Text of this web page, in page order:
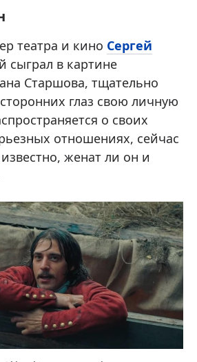
театра и кино Сергей
сыграл в картине
Старшова, тщательно
глаз свою личную
о своих
отношениях, сейчас
женат ли он и